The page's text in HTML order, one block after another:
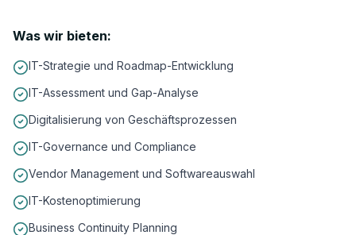
Was wir bieten:
IT-Strategie und Roadmap-Entwicklung
IT-Assessment und Gap-Analyse
Digitalisierung von Geschäftsprozessen
IT-Governance und Compliance
Vendor Management und Softwareauswahl
IT-Kostenoptimierung
Business Continuity Planning